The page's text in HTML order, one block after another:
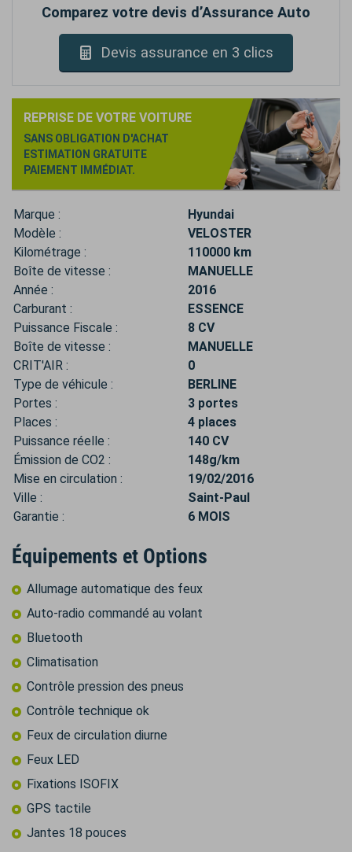
Comparez votre devis d’Assurance Auto
Devis assurance en 3 clics
REPRISE DE VOTRE VOITURE
SANS OBLIGATION D'ACHAT
ESTIMATION GRATUITE
PAIEMENT IMMÉDIAT.
Marque :
Hyundai
Modèle :
VELOSTER
Kilométrage :
110000 km
Boîte de vitesse :
MANUELLE
Année :
2016
Carburant :
ESSENCE
Puissance Fiscale :
8 CV
Boîte de vitesse :
MANUELLE
CRIT'AIR :
0
Type de véhicule :
BERLINE
Portes :
3 portes
Places :
4 places
Puissance réelle :
140 CV
Émission de CO2 :
148g/km
Mise en circulation :
19/02/2016
Ville :
Saint-Paul
Garantie :
6 MOIS
Équipements et Options
Allumage automatique des feux
Auto-radio commandé au volant
Bluetooth
Climatisation
Contrôle pression des pneus
Contrôle technique ok
Feux de circulation diurne
Feux LED
Fixations ISOFIX
GPS tactile
Jantes 18 pouces